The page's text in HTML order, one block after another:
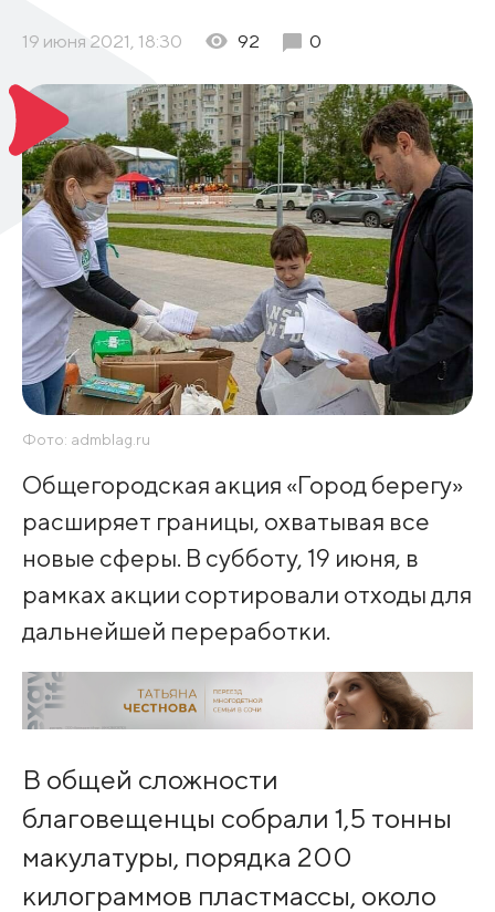
19 июня 2021, 18:30 92 0
Фото: admblag.ru
Общегородская акция «Город берегу»
расширяет границы, охватывая все
новые сферы. В субботу, 19 июня, в
рамках акции сортировали отходы для
дальнейшей переработки.
В общей сложности
благовещенцы собрали 1,5 тонны
макулатуры, порядка 200
килограммов пластмассы, около